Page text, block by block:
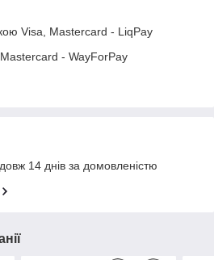
Visa, Mastercard - LiqPay
- WayForPay
14 днів за домовленістю